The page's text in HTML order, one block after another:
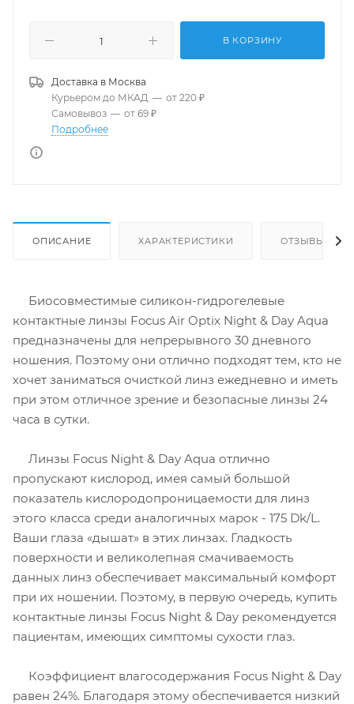
В КОРЗИНУ
Доставка в Москва
Курьером до МКАД — от 220 ₽
Самовывоз — от 69 ₽
Подробнее
ОПИСАНИЕ ХАРАКТЕРИСТИКИ ОТЗЫВЫ
Биосовместимые силикон-гидрогелевые
контактные линзы Focus Air Optix Night & Day Aqua
предназначены для непрерывного 30 дневного
ношения. Поэтому они отлично подходят тем, кто не
хочет заниматься очисткой линз ежедневно и иметь
при этом отличное зрение и безопасные линзы 24
часа в сутки.
Линзы Focus Night & Day Aqua отлично
пропускают кислород, имея самый большой
показатель кислородопроницаемости для линз
этого класса среди аналогичных марок - 175 Dk/L.
Ваши глаза «дышат» в этих линзах. Гладкость
поверхности и великолепная смачиваемость
данных линз обеспечивает максимальный комфорт
при их ношении. Поэтому, в первую очередь, купить
контактные линзы Focus Night & Day рекомендуется
пациентам, имеющих симптомы сухости глаз.
Коэффициент влагосодержания Focus Night & Day
равен 24%. Благодаря этому обеспечивается низкий